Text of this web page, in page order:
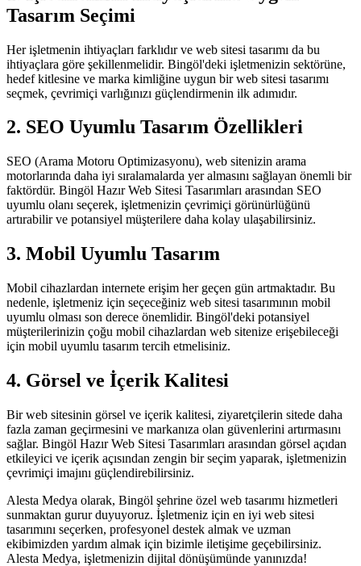
Tasarım Seçimi
Her işletmenin ihtiyaçları farklıdır ve web sitesi tasarımı da bu
ihtiyaçlara göre şekillenmelidir. Bingöl'deki işletmenizin sektörüne,
hedef kitlesine ve marka kimliğine uygun bir web sitesi tasarımı
seçmek, çevrimiçi varlığınızı güçlendirmenin ilk adımıdır.
2. SEO Uyumlu Tasarım Özellikleri
SEO (Arama Motoru Optimizasyonu), web sitenizin arama
motorlarında daha iyi sıralamalarda yer almasını sağlayan önemli bir
faktördür. Bingöl Hazır Web Sitesi Tasarımları arasından SEO
uyumlu olanı seçerek, işletmenizin çevrimiçi görünürlüğünü
artırabilir ve potansiyel müşterilere daha kolay ulaşabilirsiniz.
3. Mobil Uyumlu Tasarım
Mobil cihazlardan internete erişim her geçen gün artmaktadır. Bu
nedenle, işletmeniz için seçeceğiniz web sitesi tasarımının mobil
uyumlu olması son derece önemlidir. Bingöl'deki potansiyel
müşterilerinizin çoğu mobil cihazlardan web sitenize erişebileceği
için mobil uyumlu tasarım tercih etmelisiniz.
4. Görsel ve İçerik Kalitesi
Bir web sitesinin görsel ve içerik kalitesi, ziyaretçilerin sitede daha
fazla zaman geçirmesini ve markanıza olan güvenlerini artırmasını
sağlar. Bingöl Hazır Web Sitesi Tasarımları arasından görsel açıdan
etkileyici ve içerik açısından zengin bir seçim yaparak, işletmenizin
çevrimiçi imajını güçlendirebilirsiniz.
Alesta Medya olarak, Bingöl şehrine özel web tasarımı hizmetleri
sunmaktan gurur duyuyoruz. İşletmeniz için en iyi web sitesi
tasarımını seçerken, profesyonel destek almak ve uzman
ekibimizden yardım almak için bizimle iletişime geçebilirsiniz.
Alesta Medya, işletmenizin dijital dönüşümünde yanınızda!